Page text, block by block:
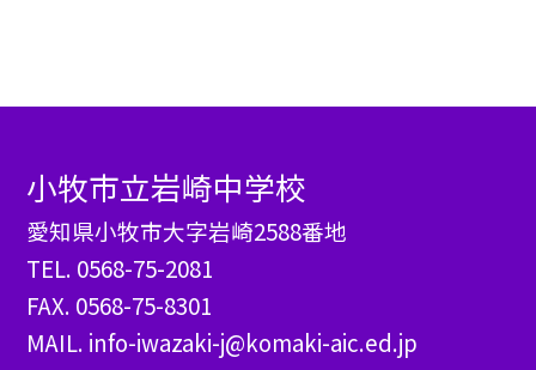
小牧市立岩崎中学校
愛知県小牧市大字岩崎2588番地
TEL. 0568-75-2081
FAX. 0568-75-8301
MAIL. info-iwazaki-j@komaki-aic.ed.jp